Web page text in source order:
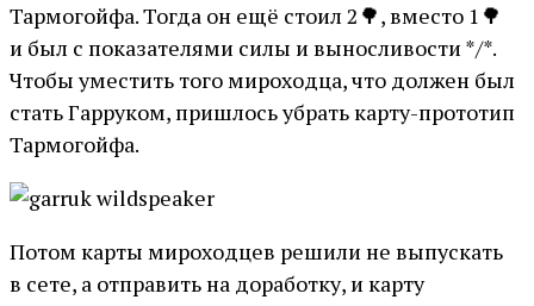
Тармогойфа. Тогда он ещё стоил 2🌳, вместо 1🌳
и был с показателями силы и выносливости */*.
Чтобы уместить того мироходца, что должен был
стать Гарруком, пришлось убрать карту-прототип
Тармогойфа.
Потом карты мироходцев решили не выпускать
в сете, а отправить на доработку, и карту